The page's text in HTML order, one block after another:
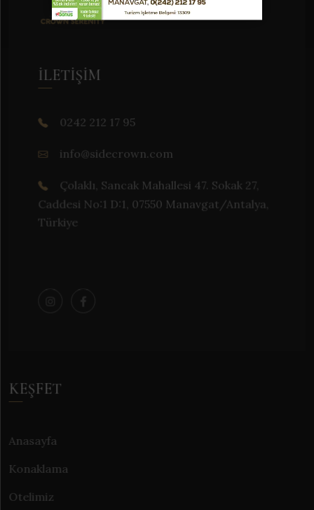
İLETIŞIM
0242 212 17 95
info@sidecrown.com
Çolaklı, Sancak Mahallesi 47. Sokak 27,
Caddesi No:1 D:1, 07550 Manavgat/Antalya,
Türkiye
KEŞFET
Anasayfa
Konaklama
Otelimiz